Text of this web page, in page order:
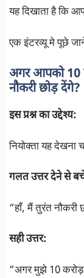
यह दिखाता है कि
एक इंटरव्यू मे पूछे
अगर आपको 10
नौकरी छोड़ देंगे?
इस प्रश्न का उद्देश्य:
नियोक्ता यह देखना
गलत उत्तर देने से
“हाँ, मैं तुरंत नौकरी
सही उत्तर:
“अगर मुझे 10 करोड़